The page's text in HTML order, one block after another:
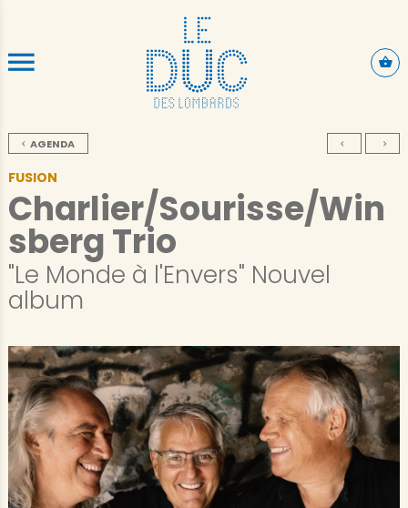
ALLER AU CONTENU PRINCIPAL
AGENDA
FUSION
Charlier/Sourisse/Win
sberg Trio
"Le Monde à l'Envers" Nouvel
album